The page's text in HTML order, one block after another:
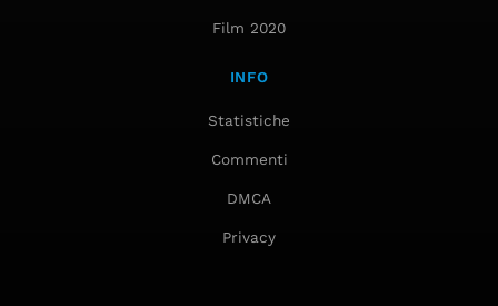
Film 2020
INFO
Statistiche
Commenti
DMCA
Privacy